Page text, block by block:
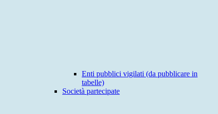
Enti pubblici vigilati (da pubblicare in
tabelle)
Società partecipate